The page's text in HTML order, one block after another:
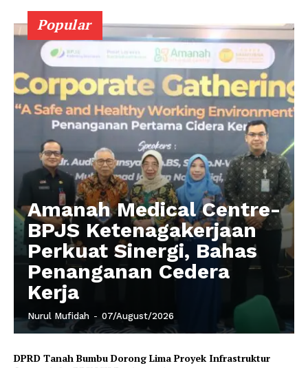
Popular
Amanah Medical Centre-
BPJS Ketenagakerjaan
Perkuat Sinergi, Bahas
Penanganan Cedera
Kerja
Nurul Mufidah - 07/August/2026
DPRD Tanah Bumbu Dorong Lima Proyek Infrastruktur